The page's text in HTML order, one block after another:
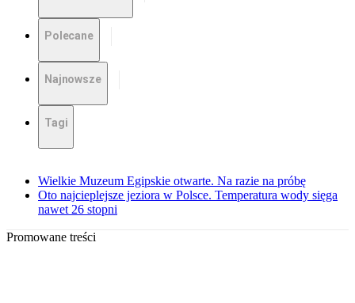
Polecane
Najnowsze
Tagi
Wielkie Muzeum Egipskie otwarte. Na razie na próbę
Oto najcieplejsze jeziora w Polsce. Temperatura wody sięga
nawet 26 stopni
Promowane treści